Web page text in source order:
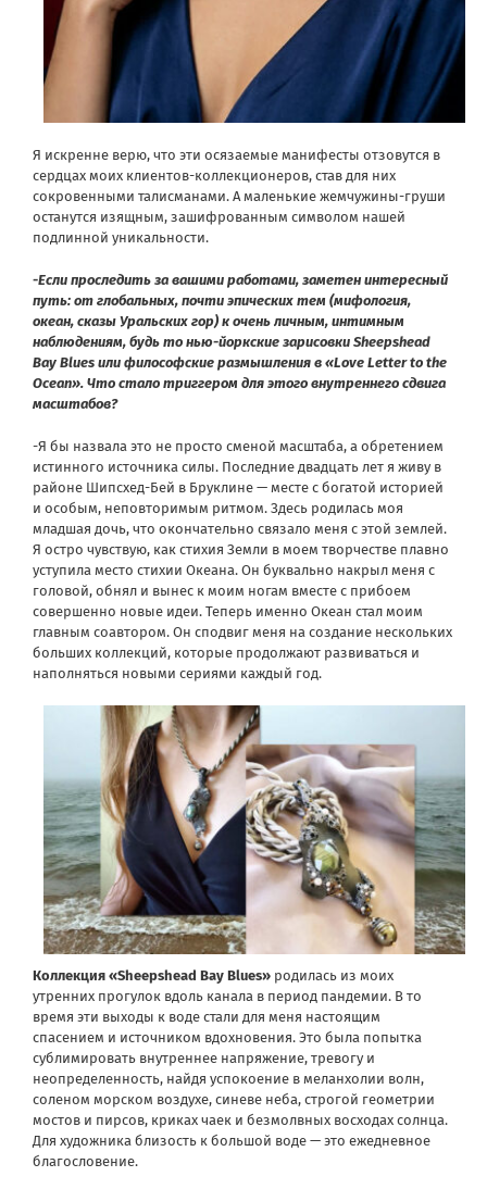
Я искренне верю, что эти осязаемые манифесты отзовутся в
сердцах моих клиентов-коллекционеров, став для них
сокровенными талисманами. А маленькие жемчужины-груши
останутся изящным, зашифрованным символом нашей
подлинной уникальности.
-Если проследить за вашими работами, заметен интересный
путь: от глобальных, почти эпических тем (мифология,
океан, сказы Уральских гор) к очень личным, интимным
наблюдениям, будь то нью-йоркские зарисовки Sheepshead
Bay Blues или философские размышления в «Love Letter to the
Ocean». Что стало триггером для этого внутреннего сдвига
масштабов?
-Я бы назвала это не просто сменой масштаба, а обретением
истинного источника силы. Последние двадцать лет я живу в
районе Шипсхед-Бей в Бруклине — месте с богатой историей
и особым, неповторимым ритмом. Здесь родилась моя
младшая дочь, что окончательно связало меня с этой землей.
Я остро чувствую, как стихия Земли в моем творчестве плавно
уступила место стихии Океана. Он буквально накрыл меня с
головой, обнял и вынес к моим ногам вместе с прибоем
совершенно новые идеи. Теперь именно Океан стал моим
главным соавтором. Он сподвиг меня на создание нескольких
больших коллекций, которые продолжают развиваться и
наполняться новыми сериями каждый год.
Коллекция «Sheepshead Bay Blues»родилась из моих
утренних прогулок вдоль канала в период пандемии. В то
время эти выходы к воде стали для меня настоящим
спасением и источником вдохновения. Это была попытка
сублимировать внутреннее напряжение, тревогу и
неопределенность, найдя успокоение в меланхолии волн,
соленом морском воздухе, синеве неба, строгой геометрии
мостов и пирсов, криках чаек и безмолвных восходах солнца.
Для художника близость к большой воде — это ежедневное
благословение.